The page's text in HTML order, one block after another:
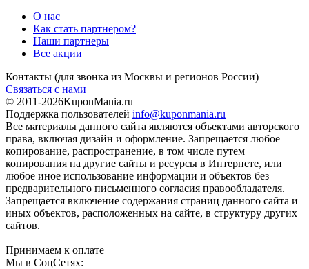
О нас
Как стать партнером?
Наши партнеры
Все акции
Контакты (для звонка из Москвы и регионов России)
Связаться с нами
© 2011-2026KuponMania.ru
Поддержка пользователей info@kuponmania.ru
Все материалы данного сайта являются объектами авторского
права, включая дизайн и оформление. Запрещается любое
копирование, распространение, в том числе путем
копирования на другие сайты и ресурсы в Интернете, или
любое иное использование информации и объектов без
предварительного письменного согласия правообладателя.
Запрещается включение содержания страниц данного сайта и
иных объектов, расположенных на сайте, в структуру других
сайтов.
Принимаем к оплате
Мы в СоцСетях: